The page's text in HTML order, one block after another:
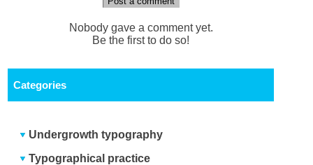
Nobody gave a comment yet.
Be the first to do so!
Categories
Undergrowth typography
Typographical practice